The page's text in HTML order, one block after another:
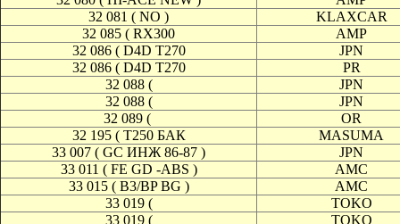
32 081 ( NO )
KLAXCAR
32 085 ( RX300
AMP
32 086 ( D4D T270
JPN
32 086 ( D4D T270
PR
32 088 (
JPN
32 088 (
JPN
32 089 (
OR
32 195 ( T250 БАК
MASUMA
33 007 ( GC ИНЖ 86-87 )
JPN
33 011 ( FE GD -ABS )
AMC
33 015 ( B3/BP BG )
AMC
33 019 (
TOKO
33 019 (
TOKO